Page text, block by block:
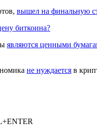
вышел на финальную
биткоина?
являются ценными
не нуждается в